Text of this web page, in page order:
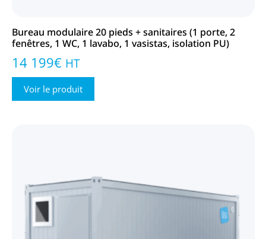
Bureau modulaire 20 pieds + sanitaires (1 porte, 2
fenêtres, 1 WC, 1 lavabo, 1 vasistas, isolation PU)
14 199€ HT
Voir le produit